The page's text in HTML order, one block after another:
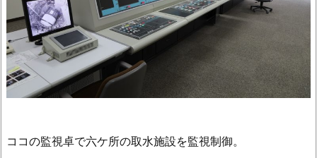
ココの監視卓で六ケ所の取水施設を監視制御。